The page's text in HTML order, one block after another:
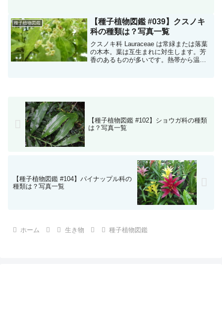
時期にローラシア大陸、特にヨーロッパ
で鮮...
種子植物図鑑
【種子植物図鑑 #039】クスノキ
科の種類は？写真一覧
クスノキ科 Lauraceae は常緑または落葉
の木本。葉は互生まれに対生します。芳
香のあるものが多いです。熱帯から温帯
【種子植物図鑑 #102】ショウガ科の種類
は？写真一覧
【種子植物図鑑 #104】パイナップル科の
種類は？写真一覧
ホーム 生き物 種子植物図鑑